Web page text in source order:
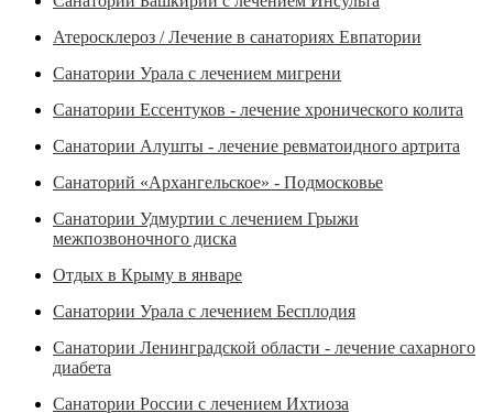
Атеросклероз / Лечение в санаториях Евпатории
Санатории Урала с лечением мигрени
Санатории Ессентуков - лечение хронического колита
Санатории Алушты - лечение ревматоидного артрита
Санаторий «Архангельское» - Подмосковье
Санатории Удмуртии с лечением Грыжи
межпозвоночного диска
Отдых в Крыму в январе
Санатории Урала с лечением Бесплодия
Санатории Ленинградской области - лечение сахарного
диабета
Санатории России с лечением Ихтиоза